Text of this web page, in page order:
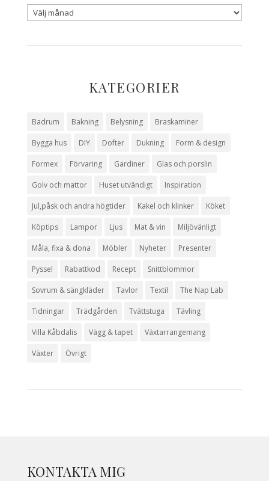
KATEGORIER
Badrum Bakning Belysning Braskaminer
Bygga hus DIY Dofter Dukning Form & design
Formex Förvaring Gardiner Glas och porslin
Golv och mattor Huset utvändigt Inspiration
Jul,påsk och andra högtider Kakel och klinker Köket
Köptips Lampor Ljus Mat & vin Miljövänligt
Måla, fixa & dona Möbler Nyheter Presenter
Pyssel Rabattkod Recept Snittblommor
Sovrum & sängkläder Tavlor Textil The Nap Lab
Tidningar Trädgården Tvättstuga Tävling
Villa Kåbdalis Vägg & tapet Växtarrangemang
Växter Övrigt
KONTAKTA MIG